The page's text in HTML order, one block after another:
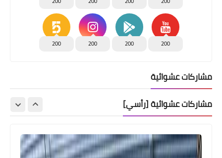
200
200
200
200
مشاركات عشوائية
مشاركات عشوائية [رأسي]